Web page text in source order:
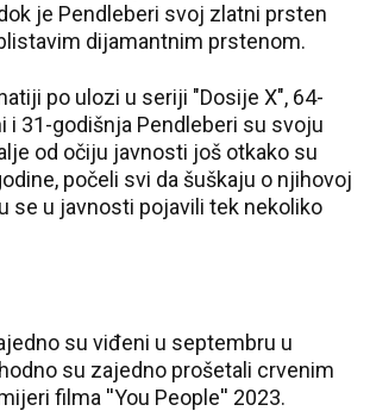
je Pendleberi svoj zlatni prsten
dijamantnim prstenom.
po ulozi u seriji "Dosije X", 64-
i 31-godišnja Pendleberi su svoju
od očiju javnosti još otkako su
počeli svi da šuškaju o njihovoj
se u javnosti pojavili tek nekoliko
su viđeni u septembru u
su zajedno prošetali crvenim
filma ''You People'' 2023.